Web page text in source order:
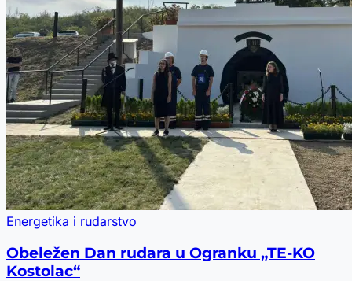
Energetika i rudarstvo
Obeležen Dan rudara u Ogranku „TE-KO
Kostolac“